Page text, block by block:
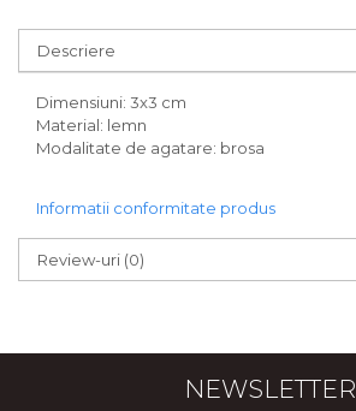
CERCEI ZAMAC
Ateliere - planse cu nisip colorat
Descriere
Dimensiuni: 3x3 cm
Material: lemn
Modalitate de agatare: brosa
Informatii conformitate produs
Review-uri (0)
NEWSLETTER